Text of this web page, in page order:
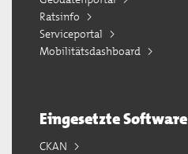
Ratsinfo
Serviceportal
Mobilitätsdashboard
Eingesetzte Software
CKAN